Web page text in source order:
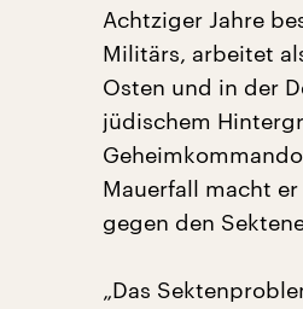
Achtziger Jahre
Militärs, arbeitet
Osten und in der
jüdischem
Mauerfall macht
gegen den
„Das